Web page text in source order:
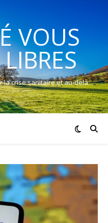
VOUS
la crise sanitaire et au-delà